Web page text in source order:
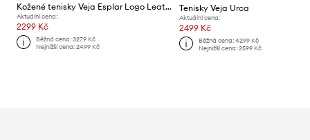
Kožené tenisky Veja Esplar Logo Leather
Aktuální cena:
2299 Kč
Běžná cena:3279 Kč
Nejnižší cena:2499 Kč
Tenisky Veja Urca
Aktuální cena:
2499 Kč
Běžná cena: 4299 Kč
Nejnižší cena: 2599 Kč